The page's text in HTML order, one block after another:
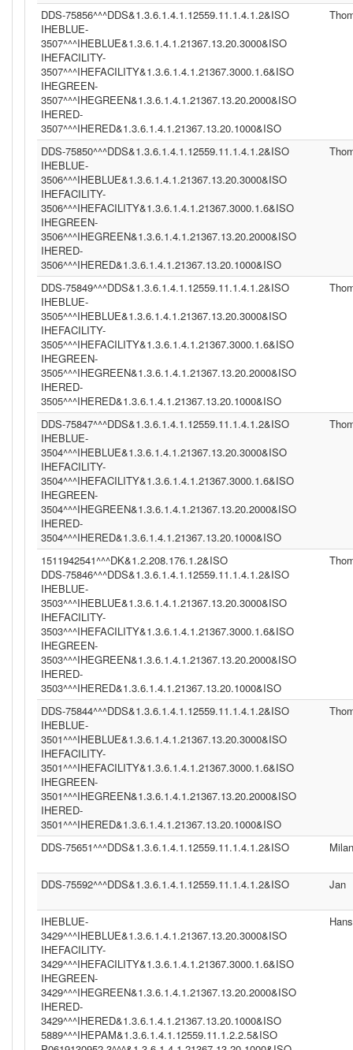
DDS-75856^^^DDS&1.3.6.1.4.1.12559.11.1.4.1.2&ISO
IHEBLUE-
3507^^^IHEBLUE&1.3.6.1.4.1.21367.13.20.3000&ISO
IHEFACILITY-
3507^^^IHEFACILITY&1.3.6.1.4.1.21367.3000.1.6&ISO
IHEGREEN-
3507^^^IHEGREEN&1.3.6.1.4.1.21367.13.20.2000&ISO
IHERED-
3507^^^IHERED&1.3.6.1.4.1.21367.13.20.1000&ISO
DDS-75850^^^DDS&1.3.6.1.4.1.12559.11.1.4.1.2&ISO
IHEBLUE-
3506^^^IHEBLUE&1.3.6.1.4.1.21367.13.20.3000&ISO
IHEFACILITY-
3506^^^IHEFACILITY&1.3.6.1.4.1.21367.3000.1.6&ISO
IHEGREEN-
3506^^^IHEGREEN&1.3.6.1.4.1.21367.13.20.2000&ISO
IHERED-
3506^^^IHERED&1.3.6.1.4.1.21367.13.20.1000&ISO
DDS-75849^^^DDS&1.3.6.1.4.1.12559.11.1.4.1.2&ISO
IHEBLUE-
3505^^^IHEBLUE&1.3.6.1.4.1.21367.13.20.3000&ISO
IHEFACILITY-
3505^^^IHEFACILITY&1.3.6.1.4.1.21367.3000.1.6&ISO
IHEGREEN-
3505^^^IHEGREEN&1.3.6.1.4.1.21367.13.20.2000&ISO
IHERED-
3505^^^IHERED&1.3.6.1.4.1.21367.13.20.1000&ISO
DDS-75847^^^DDS&1.3.6.1.4.1.12559.11.1.4.1.2&ISO
IHEBLUE-
3504^^^IHEBLUE&1.3.6.1.4.1.21367.13.20.3000&ISO
IHEFACILITY-
3504^^^IHEFACILITY&1.3.6.1.4.1.21367.3000.1.6&ISO
IHEGREEN-
3504^^^IHEGREEN&1.3.6.1.4.1.21367.13.20.2000&ISO
IHERED-
3504^^^IHERED&1.3.6.1.4.1.21367.13.20.1000&ISO
1511942541^^^DK&1.2.208.176.1.2&ISO
DDS-75846^^^DDS&1.3.6.1.4.1.12559.11.1.4.1.2&ISO
IHEBLUE-
3503^^^IHEBLUE&1.3.6.1.4.1.21367.13.20.3000&ISO
IHEFACILITY-
3503^^^IHEFACILITY&1.3.6.1.4.1.21367.3000.1.6&ISO
IHEGREEN-
3503^^^IHEGREEN&1.3.6.1.4.1.21367.13.20.2000&ISO
IHERED-
3503^^^IHERED&1.3.6.1.4.1.21367.13.20.1000&ISO
DDS-75844^^^DDS&1.3.6.1.4.1.12559.11.1.4.1.2&ISO
IHEBLUE-
3501^^^IHEBLUE&1.3.6.1.4.1.21367.13.20.3000&ISO
IHEFACILITY-
3501^^^IHEFACILITY&1.3.6.1.4.1.21367.3000.1.6&ISO
IHEGREEN-
3501^^^IHEGREEN&1.3.6.1.4.1.21367.13.20.2000&ISO
IHERED-
3501^^^IHERED&1.3.6.1.4.1.21367.13.20.1000&ISO
DDS-75651^^^DDS&1.3.6.1.4.1.12559.11.1.4.1.2&ISO Milan
DDS-75592^^^DDS&1.3.6.1.4.1.12559.11.1.4.1.2&ISO Jan
IHEBLUE-
3429^^^IHEBLUE&1.3.6.1.4.1.21367.13.20.3000&ISO
IHEFACILITY-
3429^^^IHEFACILITY&1.3.6.1.4.1.21367.3000.1.6&ISO
IHEGREEN-
3429^^^IHEGREEN&1.3.6.1.4.1.21367.13.20.2000&ISO
IHERED-
3429^^^IHERED&1.3.6.1.4.1.21367.13.20.1000&ISO
5889^^^IHEPAM&1.3.6.1.4.1.12559.11.1.2.2.5&ISO
Hans